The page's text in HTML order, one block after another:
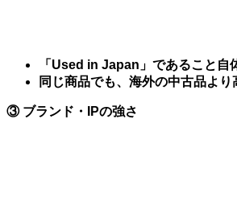
「Used in Japan」であること自
同じ商品でも、海外の中古品よ
③ ブランド・IPの強さ